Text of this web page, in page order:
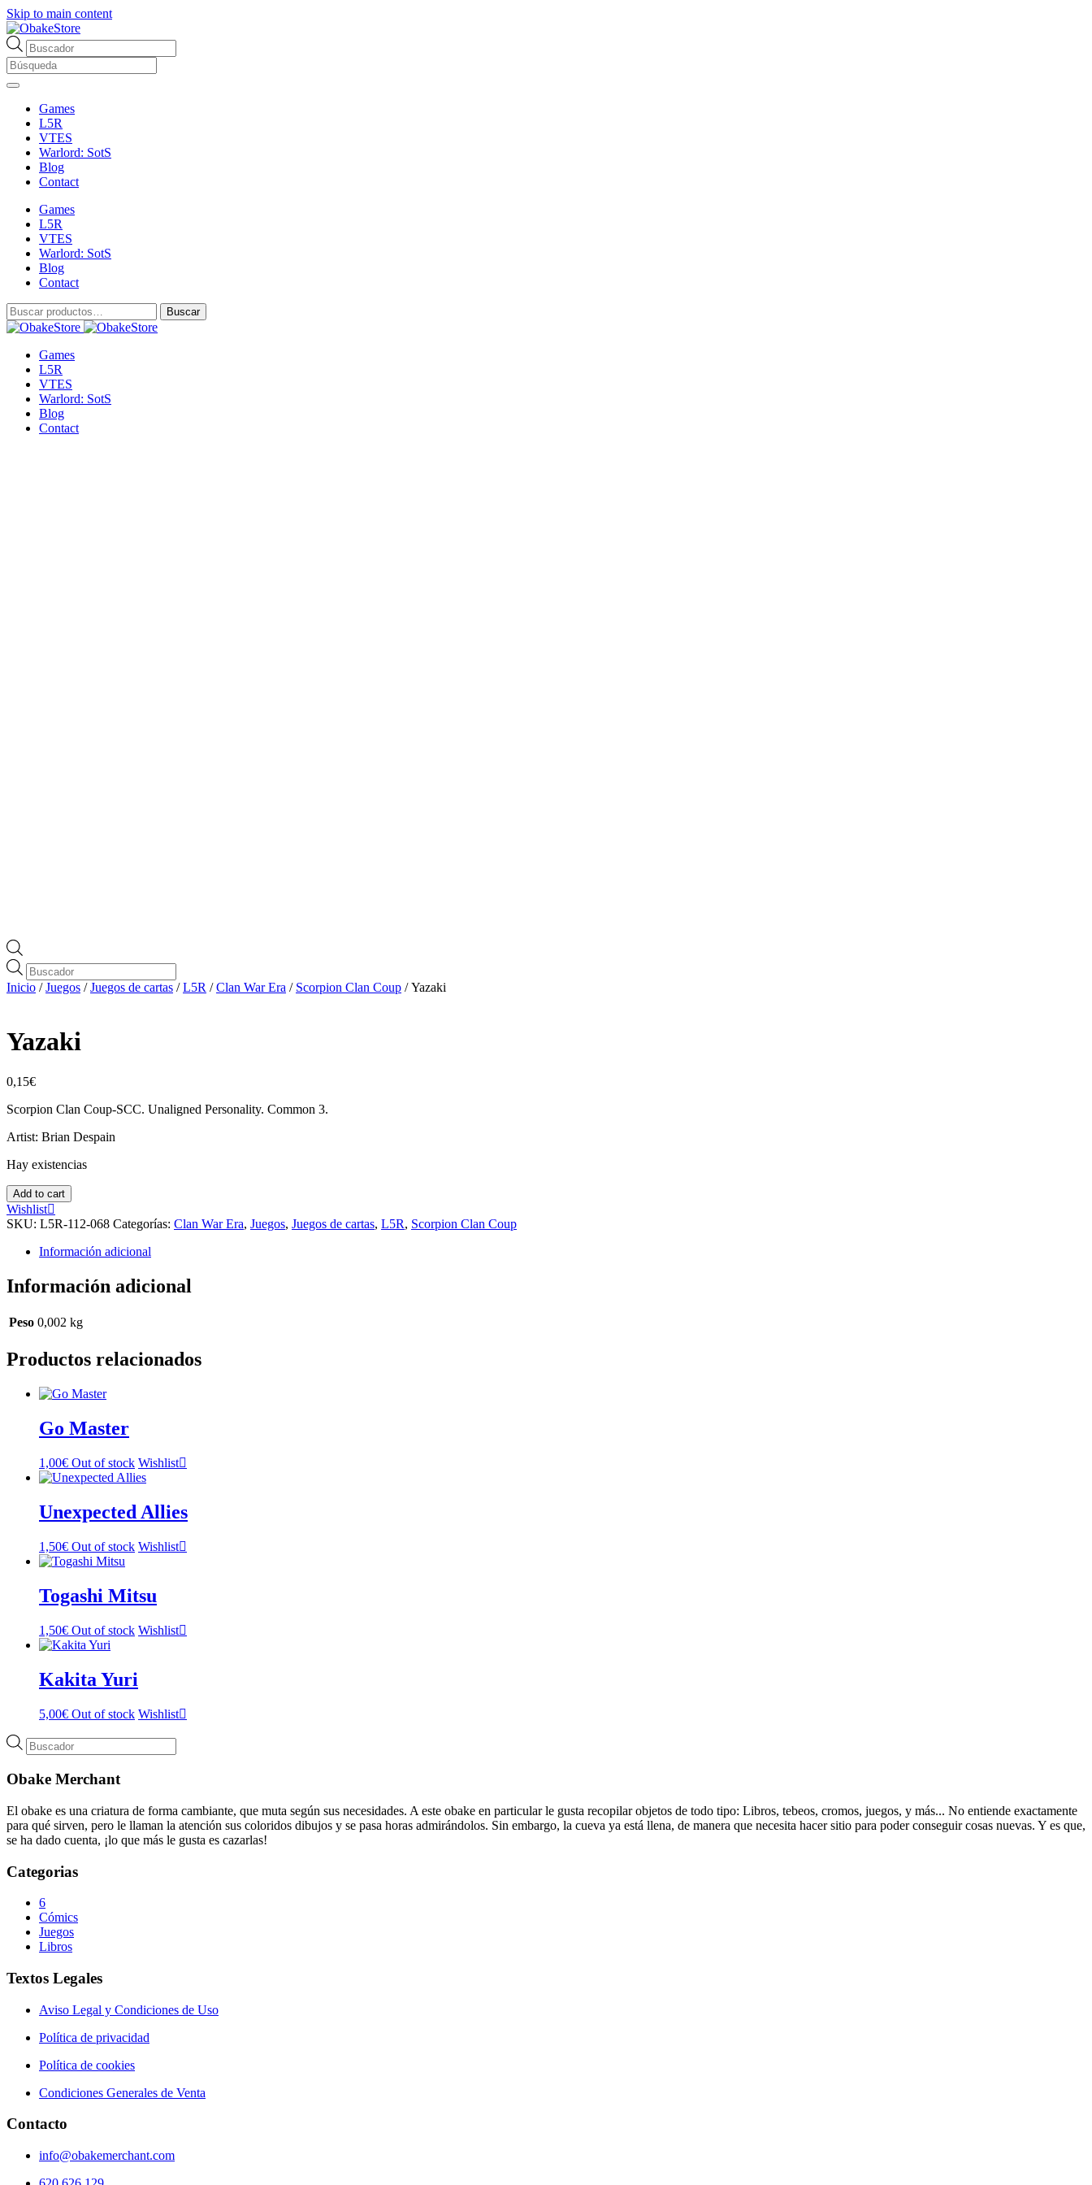
Skip to main content
Búsqueda
de
productos
Games
L5R
VTES
Warlord: SotS
Blog
Contact
Games
L5R
VTES
Warlord: SotS
Blog
Contact
Buscar
por:
Buscar
Games
L5R
VTES
Warlord: SotS
Blog
Contact
Búsqueda
de
productos
Inicio /Juegos /Juegos de cartas /L5R /Clan War Era / Scorpion Clan Coup / Yazaki
Yazaki
0,15€
Scorpion Clan Coup-SCC. Unaligned Personality. Common 3.
Artist: Brian Despain
Hay existencias
Yazaki
cantidad
Add to cart
Wishlist
SKU: L5R-112-068 Categorías: Clan War Era, Juegos, Juegos de cartas, L5R, Scorpion Clan Coup
Información adicional
Información adicional
Peso 0,002 kg
Productos relacionados
Go Master
1,00€ Out of stock Wishlist
Unexpected Allies
1,50€ Out of stock Wishlist
Togashi Mitsu
1,50€ Out of stock Wishlist
Kakita Yuri
5,00€ Out of stock Wishlist
Búsqueda
de
Obake Merchant
El obake es una criatura de forma cambiante, que muta según sus necesidades. A este obake en particular le gusta recopilar objetos de todo tipo: Libros, tebeos, cromos, juegos, y más... No entiende exactamente
para qué sirven, pero le llaman la atención sus coloridos dibujos y se pasa horas admirándolos. Sin embargo, la cueva ya está llena, de manera que necesita hacer sitio para poder conseguir cosas nuevas. Y es que,
se ha dado cuenta, ¡lo que más le gusta es cazarlas!
Categorias
6
Cómics
Juegos
Libros
Textos Legales
Aviso Legal y Condiciones de Uso
Política de privacidad
Política de cookies
Condiciones Generales de Venta
Contacto
info@obakemerchant.com